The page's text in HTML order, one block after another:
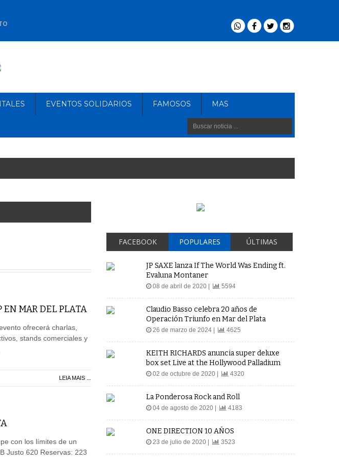
EVENTOS SOLIDARIOS FAMOSOS MAS
EN MAR DEL PLATA
ofrecerá charlas,
stands comerciales y
LEIA MAIS ...
con los límites de un
Justo 620 Reservas: 223
FACEBOOK POPULARES ÚLTIMAS
JP SAXE lanza If The World Was Ending ft.
Evaluna Montaner
08 de abril de 2020 | 5594
Claudio Basso celebra 20 años de
Operación Triunfo en Mar del Plata
26 de marzo de 2024 | 4625
KEITH RICHARDS anuncia super deluxe
box set Live at the Hollywood Palladium
02 de octubre de 2020 | 4320
La Ponderosa Rock and Roll
04 de agosto de 2020 | 4183
ONE DIRECTION 10 AÑOS
23 de julio de 2020 | 3523